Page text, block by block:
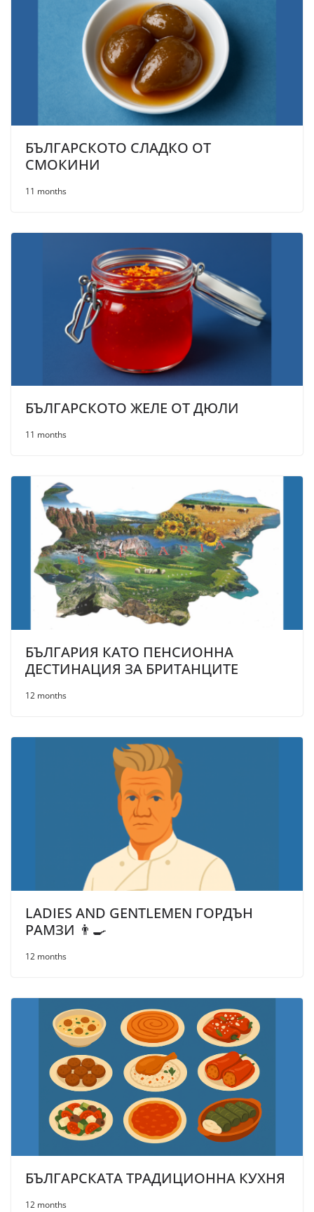
БЪЛГАРСКОТО СЛАДКО ОТ
СМОКИНИ
11 months
БЪЛГАРСКОТО ЖЕЛЕ ОТ ДЮЛИ
11 months
БЪЛГАРИЯ КАТО ПЕНСИОННА
ДЕСТИНАЦИЯ ЗА БРИТАНЦИТЕ
12 months
LADIES AND GENTLEMEN ГОРДЪН
РАМЗИ 👨‍🍳
12 months
БЪЛГАРСКАТА ТРАДИЦИОННА КУХНЯ
12 months